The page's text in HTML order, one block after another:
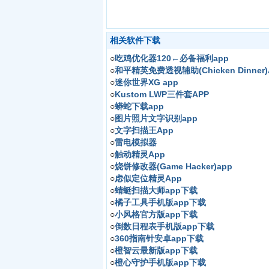
相关软件下载
○吃鸡优化器120←必备福利app
○和平精英免费透视辅助(Chicken
○迷你世界XG app
○Kustom LWP三件套APP
○蟒蛇下载app
○图片照片文字识别app
○文字扫描王App
○雷电模拟器
○触动精灵App
○烧饼修改器(Game Hacker)app
○虑似定位精灵App
○蜻蜓扫描大师app下载
○橘子工具手机版app下载
○小风格官方版app下载
○倒数日程表手机版app下载
○360指南针安卓app下载
○橙智云最新版app下载
○橙心守护手机版app下载